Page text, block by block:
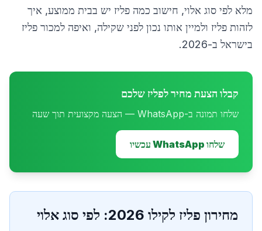
מלא לפי סוג אלוי, חישוב כמה פליז יש בבית ממוצע, איך
לזהות פליז ולמיין אותו נכון לפני שקילה, ואיפה למכור פליז
בישראל ב-2026.
קבלו הצעת מחיר לפליז שלכם
שלחו תמונה ב-WhatsApp — הצעה מקצועית תוך שעה
שלחו WhatsApp עכשיו
מחירון פליז לקילו 2026: לפי סוג אלוי